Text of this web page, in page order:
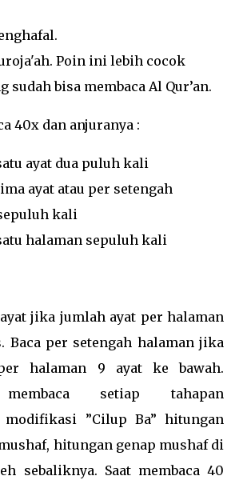
Poin ini lebih cocok
sudah bisa membaca Al Qur’an.
40x dan anjuranya :
ayat dua puluh kali
ayat atau per setengah
kali
halaman sepuluh kali
jika jumlah ayat per halaman
Baca per setengah halaman jika
halaman 9 ayat ke bawah.
setiap tahapan
modifikasi ”Cilup Ba” hitungan
hitungan genap mushaf di
sebaliknya. Saat membaca 40